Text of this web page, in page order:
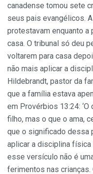
canadense tomou sete
seus pais evangélicos.
protestavam enquanto a
casa. O tribunal só deu
voltarem para casa
não mais aplicar a
Hildebrandt, pastor da
que a família estava
em Provérbios 13:24:
filho, mas o que o ama,
que o significado dessa
aplicar a disciplina
esse versículo não é
ferimentos nas crianças.